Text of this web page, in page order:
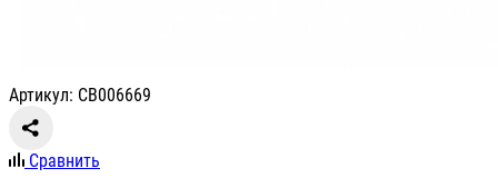
Артикул: СВ006669
Сравнить